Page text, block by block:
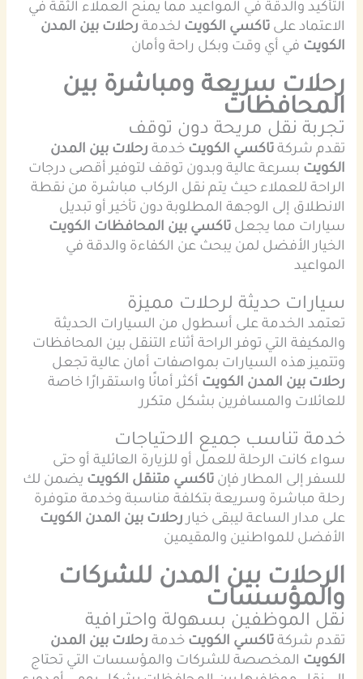
التأكيد والدقة في المواعيد مما يمنح العملاء الثقة في
الاعتماد علىتاكسي الكويت لخدمة رحلات بين المدن
الكويت في أي وقت وبكل راحة وأمان
رحلات سريعة ومباشرة بين
المحافظات
تجربة نقل مريحة دون توقف
تقدم شركةتاكسي الكويت خدمة رحلات بين المدن
الكويت بسرعة عالية وبدون توقف لتوفير أقصى درجات
الراحة للعملاء حيث يتم نقل الركاب مباشرة من نقطة
الانطلاق إلى الوجهة المطلوبة دون تأخير أو تبديل
سيارات مما يجعلتاكسي بين المحافظات الكويت
الخيار الأفضل لمن يبحث عن الكفاءة والدقة في
المواعيد
سيارات حديثة لرحلات مميزة
تعتمد الخدمة على أسطول من السيارات الحديثة
والمكيفة التي توفر الراحة أثناء التنقل بين المحافظات
وتتميز هذه السيارات بمواصفات أمان عالية تجعل
رحلات بين المدن الكويت أكثر أمانًا واستقرارًا خاصة
للعائلات والمسافرين بشكل متكرر
خدمة تناسب جميع الاحتياجات
سواء كانت الرحلة للعمل أو للزيارة العائلية أو حتى
للسفر إلى المطار فإنتاكسي متنقل الكويت يضمن لك
رحلة مباشرة وسريعة بتكلفة مناسبة وخدمة متوفرة
على مدار الساعة ليبقى خياررحلات بين المدن الكويت
الأفضل للمواطنين والمقيمين
الرحلات بين المدن للشركات
والمؤسسات
نقل الموظفين بسهولة واحترافية
تقدم شركةتاكسي الكويت خدمة رحلات بين المدن
الكويت المخصصة للشركات والمؤسسات التي تحتاج